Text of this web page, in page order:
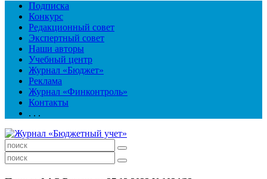
Подписка
Конкурс
Редакционный совет
Экспертный совет
Наши авторы
Учебный центр
Журнал «Бюджет»
Реклама
Журнал «Финконтроль»
Контакты
. . .